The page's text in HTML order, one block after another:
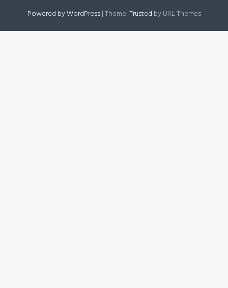
Powered by WordPress|Theme:Trusted by UXL Themes